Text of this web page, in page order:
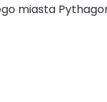
miasta